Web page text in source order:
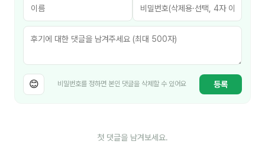
김지혜
김휘
노준영
Maria
😊 비밀번호를 정하면 본인 댓글을 삭제할 수 있어요 등록
첫 댓글을 남겨보세요.